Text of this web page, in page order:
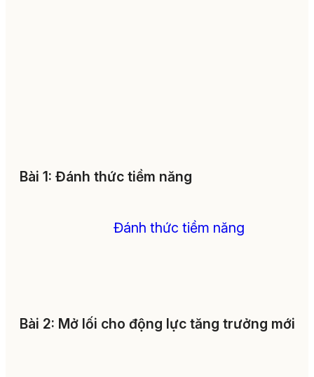
Bài 1: Đánh thức tiềm năng
Đánh thức tiềm năng
Bài 2: Mở lối cho động lực tăng trưởng mới